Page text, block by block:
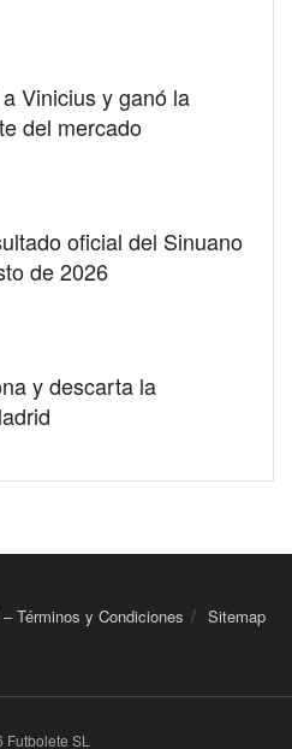
Vinicius y ganó la
del mercado
oficial del Sinuano
de 2026
y descarta la
Términos y Condiciones Sitemap
Futbolete SL